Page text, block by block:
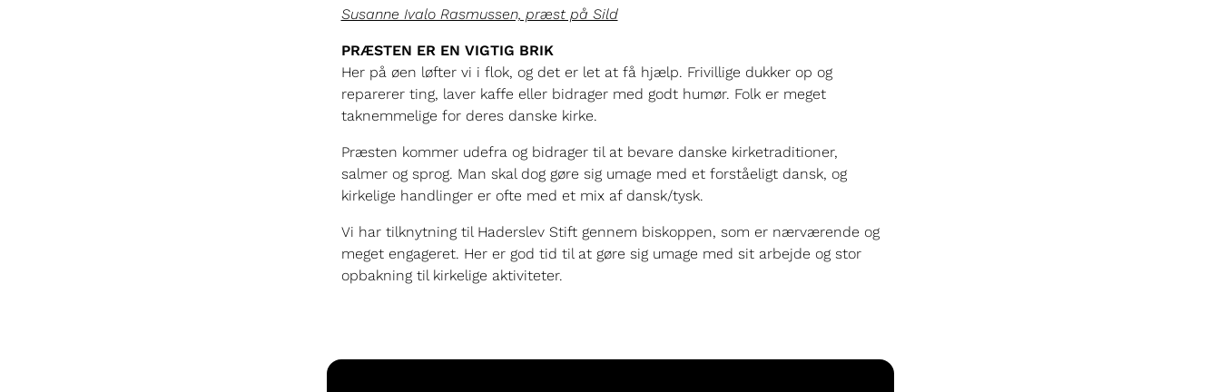
Susanne Ivalo Rasmussen, præst på Sild
PRÆSTEN ER EN VIGTIG BRIK
Her på øen løfter vi i flok, og det er let at få hjælp. Frivillige dukker op og
reparerer ting, laver kaffe eller bidrager med godt humør. Folk er meget
taknemmelige for deres danske kirke.
Præsten kommer udefra og bidrager til at bevare danske kirketraditioner,
salmer og sprog. Man skal dog gøre sig umage med et forståeligt dansk, og
kirkelige handlinger er ofte med et mix af dansk/tysk.
Vi har tilknytning til Haderslev Stift gennem biskoppen, som er nærværende og
meget engageret. Her er god tid til at gøre sig umage med sit arbejde og stor
opbakning til kirkelige aktiviteter.